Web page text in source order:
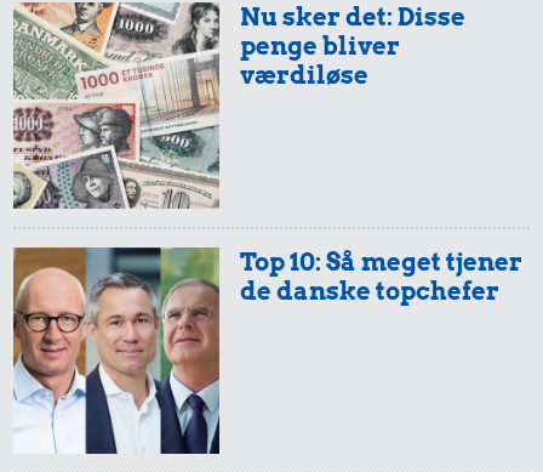
Nu sker det: Disse
penge bliver
værdiløse
Top 10: Så meget tjener
de danske topchefer